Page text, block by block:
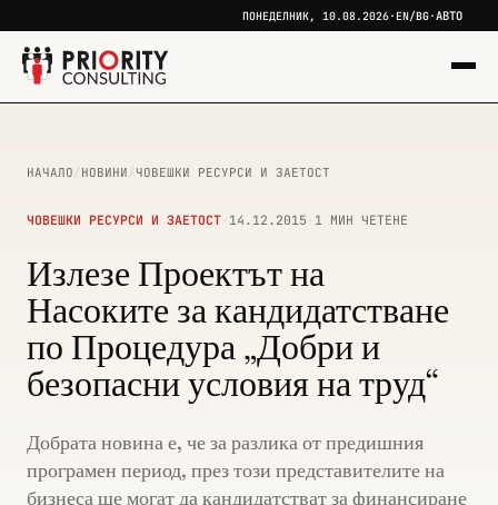
ПОНЕДЕЛНИК, 10.08.2026· EN/BG·АВТО
НАЧАЛО / НОВИНИ /ЧОВЕШКИ РЕСУРСИ И ЗАЕТОСТ
ЧОВЕШКИ РЕСУРСИ И ЗАЕТОСТ · 14.12.2015 · 1 МИН ЧЕТЕНЕ
Излезе Проектът на
Насоките за кандидатстване
по Процедура „Добри и
безопасни условия на труд“
Добрата новина е, че за разлика от предишния
програмен период, през този представителите на
бизнеса ще могат да кандидатстват за финансиране